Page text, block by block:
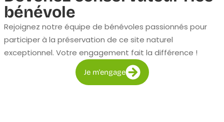
bénévole
Rejoignez notre équipe de bénévoles passionnés pour
participer à la préservation de ce site naturel
exceptionnel. Votre engagement fait la différence !
Je m'engage